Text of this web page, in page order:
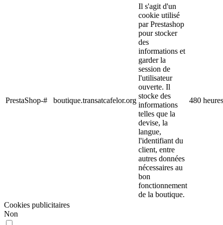
PrestaShop-# boutique.transatcafelor.org
Il s'agit d'un
cookie utilisé
par Prestashop
pour stocker
des
informations et
garder la
session de
l'utilisateur
ouverte. Il
stocke des
informations
telles que la
devise, la
langue,
l'identifiant du
client, entre
autres données
nécessaires au
bon
fonctionnement
de la boutique.
480 heures
Cookies publicitaires
Non